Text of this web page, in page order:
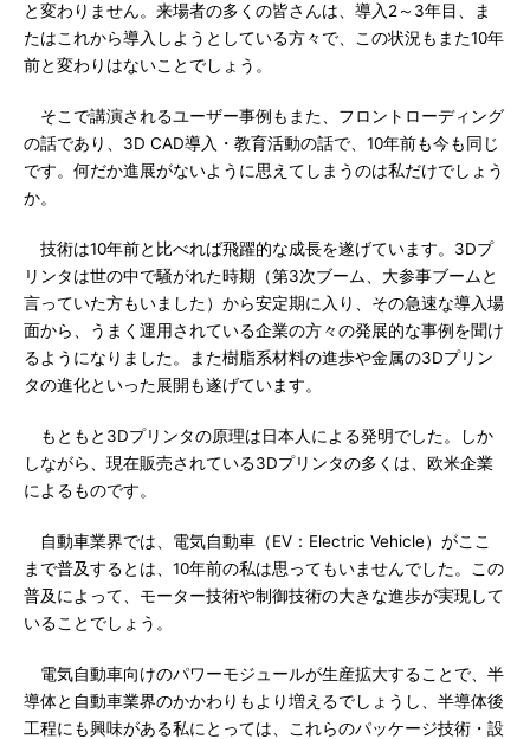
と変わりません。来場者の多くの皆さんは、導入2～3年目、ま
たはこれから導入しようとしている方々で、この状況もまた10年
前と変わりはないことでしょう。
そこで講演されるユーザー事例もまた、フロントローディング
の話であり、3D CAD導入・教育活動の話で、10年前も今も同じ
です。何だか進展がないように思えてしまうのは私だけでしょう
か。
技術は10年前と比べれば飛躍的な成長を遂げています。3Dプ
リンタは世の中で騒がれた時期（第3次ブーム、大参事ブームと
言っていた方もいました）から安定期に入り、その急速な導入場
面から、うまく運用されている企業の方々の発展的な事例を聞け
るようになりました。また樹脂系材料の進歩や金属の3Dプリン
タの進化といった展開も遂げています。
もともと3Dプリンタの原理は日本人による発明でした。しか
しながら、現在販売されている3Dプリンタの多くは、欧米企業
によるものです。
自動車業界では、電気自動車（EV：Electric Vehicle）がここ
まで普及するとは、10年前の私は思ってもいませんでした。この
普及によって、モーター技術や制御技術の大きな進歩が実現して
いることでしょう。
電気自動車向けのパワーモジュールが生産拡大することで、半
導体と自動車業界のかかわりもより増えるでしょうし、半導体後
工程にも興味がある私にとっては、これらのパッケージ技術・設